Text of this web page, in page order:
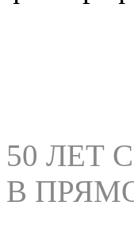
50 ЛЕТ
В